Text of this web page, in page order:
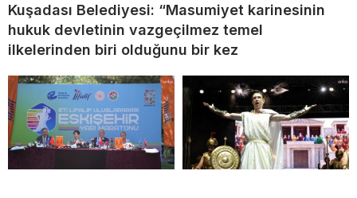
Kuşadası Belediyesi: “Masumiyet karinesinin
hukuk devletinin vazgeçilmez temel
ilkelerinden biri olduğunu bir kez